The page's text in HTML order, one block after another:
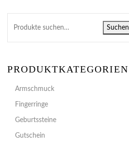
Suchen
PRODUKTKATEGORIEN
Armschmuck
Fingerringe
Geburtssteine
Gutschein